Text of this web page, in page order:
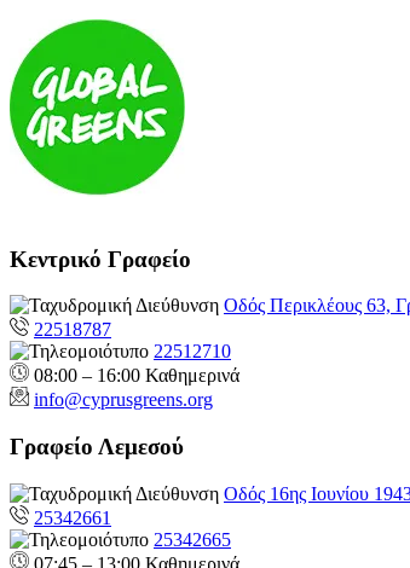
Κεντρικό Γραφείο
Οδός Περικλέους 63,
22518787
22512710
08:00 – 16:00 Καθημερινά
info@cyprusgreens.org
Γραφείο Λεμεσού
Οδός 16ης Ιουνίου
25342661
25342665
07:45 – 13:00 Καθημερινά